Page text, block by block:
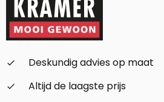
check_small
Deskundig advies op maat
check_small
Altijd de laagste prijs